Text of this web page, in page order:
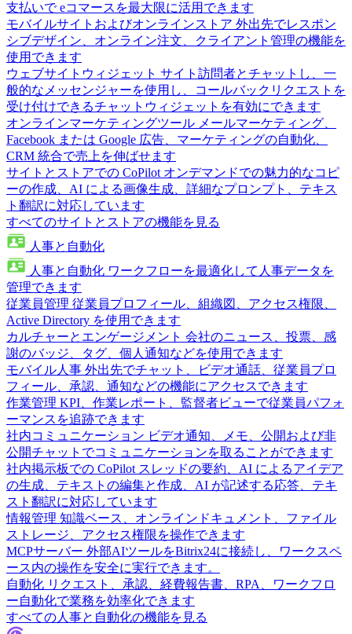
支払いで eコマースを最大限に活用できます
モバイルサイトおよびオンラインストア 外出先でレスポン
シブデザイン、オンライン注文、クライアント管理の機能を
使用できます
ウェブサイトウィジェット サイト訪問者とチャットし、一
般的なメッセンジャーを使用し、コールバックリクエストを
受け付けできるチャットウィジェットを有効にできます
オンラインマーケティングツール メールマーケティング、
Facebook または Google 広告、マーケティングの自動化、
CRM 統合で売上を伸ばせます
サイトとストアでの CoPilot オンデマンドでの魅力的なコピ
ーの作成、AI による画像生成、詳細なプロンプト、テキス
ト翻訳に対応しています
すべてのサイトとストアの機能を見る
人事と自動化
人事と自動化 ワークフローを最適化して人事データを
管理できます
従業員管理 従業員プロフィール、組織図、アクセス権限、
Active Directory を使用できます
カルチャーとエンゲージメント 会社のニュース、投票、感
謝のバッジ、タグ、個人通知などを使用できます
モバイル人事 外出先でチャット、ビデオ通話、従業員プロ
フィール、承認、通知などの機能にアクセスできます
作業管理 KPI、作業レポート、監督者ビューで従業員パフォ
ーマンスを追跡できます
社内コミュニケーション ビデオ通知、メモ、公開および非
公開チャットでコミュニケーションを取ることができます
社内掲示板での CoPilot スレッドの要約、AI によるアイデア
の生成、テキストの編集と作成、AI が記述する応答、テキ
スト翻訳に対応しています
情報管理 知識ベース、オンラインドキュメント、ファイル
ストレージ、アクセス権限を操作できます
MCPサーバー 外部AIツールをBitrix24に接続し、ワークスペ
ース内の操作を安全に実行できます。
自動化 リクエスト、承認、経費報告書、RPA、ワークフロ
ー自動化で業務を効率化できます
すべての人事と自動化の機能を見る